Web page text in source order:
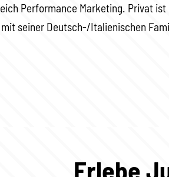
Performance Marketing. Privat ist
seiner Deutsch-/Italienischen
Erlebe